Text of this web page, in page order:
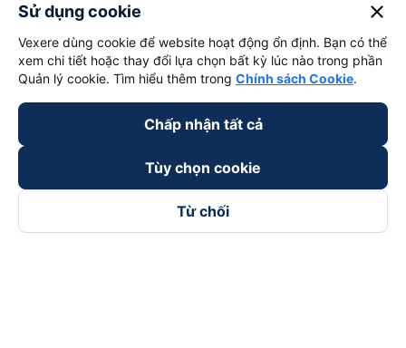
Sử dụng cookie close
Vexere dùng cookie để website hoạt động ổn định. Bạn có thể
xem chi tiết hoặc thay đổi lựa chọn bất kỳ lúc nào trong phần
Quản lý cookie. Tìm hiểu thêm trong Chính sách Cookie.
Chấp nhận tất cả
Tùy chọn cookie
Từ chối